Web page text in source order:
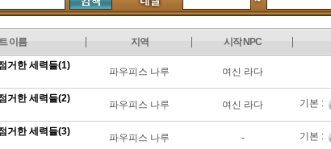
이름 지역 시작 NPC
거한 세력들(1)
파우피스 나루 여신 라다
거한 세력들(2)
파우피스 나루 여신 라다 기본 :
거한 세력들(3)
파우피스 나루 - 기본 :